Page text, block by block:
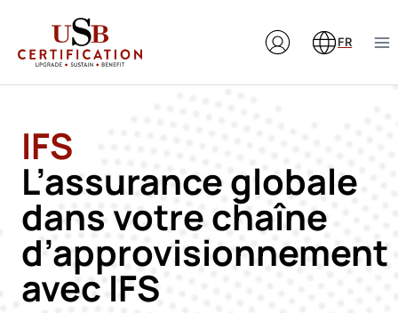
contenu
FR
IFS
L’assurance globale
dans votre chaîne
d’approvisionnement
avec IFS